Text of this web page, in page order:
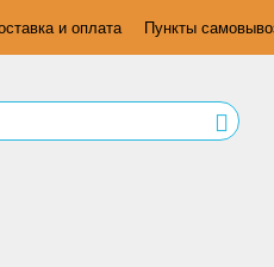
и оплата Пункты